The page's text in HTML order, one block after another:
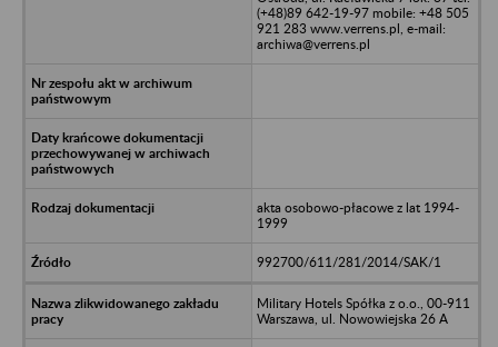
(+48)89 642-19-97 mobile: +48 505
921 283 www.verrens.pl, e-mail:
archiwa@verrens.pl
akta osobowo-płacowe z lat 1994-
1999
992700/611/281/2014/SAK/1
Military Hotels Spółka z o.o., 00-911
Warszawa, ul. Nowowiejska 26 A